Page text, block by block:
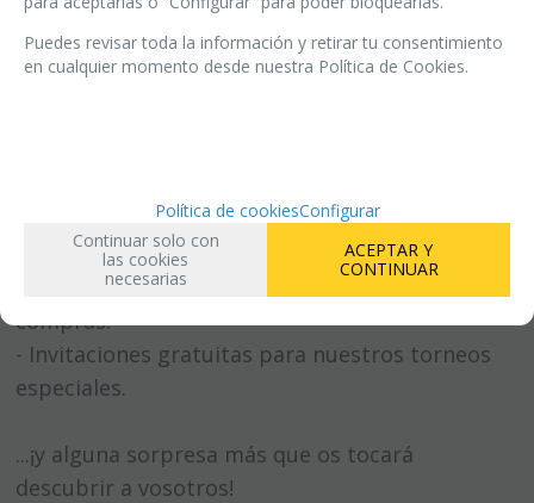
- 1x Sobre cerrado de Magic: The Gathering.
¡Y SORPRESAS EXTRA EN ALGUNOS SOBRES!
- Tapetes exclusivos del 15 Aniversario.
- Vales de descuento directo para tus próximas
compras.
- Invitaciones gratuitas para nuestros torneos
especiales.
...¡y alguna sorpresa más que os tocará
descubrir a vosotros!
Puedes revisar toda la información y retirar tu consentimiento
en cualquier momento desde nuestra Política de Cookies.
Política de cookiesConfigurar
Continuar solo con
las cookies
necesarias
ACEPTAR Y
CONTINUAR